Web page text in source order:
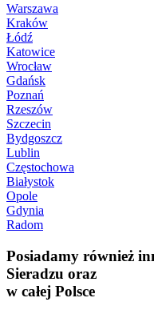
Warszawa
Kraków
Łódź
Katowice
Wrocław
Gdańsk
Poznań
Rzeszów
Szczecin
Bydgoszcz
Lublin
Częstochowa
Białystok
Opole
Gdynia
Radom
Posiadamy również
Sieradzu oraz
w całej Polsce